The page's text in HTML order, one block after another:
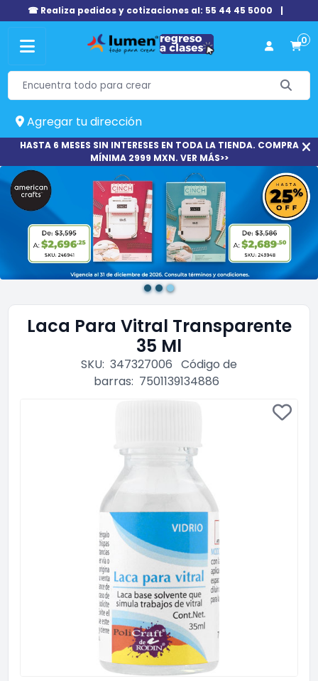
☎ Realiza pedidos y cotizaciones al: 55 44 45 5000 |
0
Agregar tu dirección
HASTA 6 MESES SIN INTERESES EN TODA LA TIENDA. COMPRA
MÍNIMA 2999 MXN. VER MÁS>>
Laca Para Vitral Transparente
35 Ml
SKU: 347327006 Código de
barras: 7501139134886